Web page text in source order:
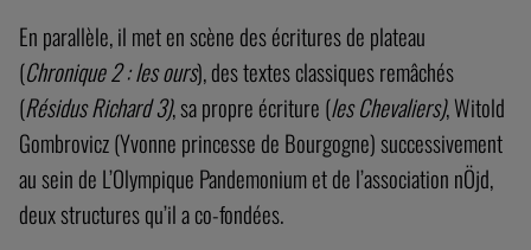
En parallèle, il met en scène des écritures de plateau
(Chronique 2 : les ours), des textes classiques remâchés
(Résidus Richard 3), sa propre écriture (les Chevaliers), Witold
Gombrovicz (Yvonne princesse de Bourgogne) successivement
au sein de L’Olympique Pandemonium et de l’association nÖjd,
deux structures qu’il a co-fondées.